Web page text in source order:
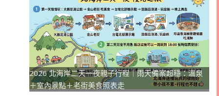
2026 北海岸二天一夜親子行程｜雨天備案超穩：溫泉
＋室內景點＋老街美食照表走